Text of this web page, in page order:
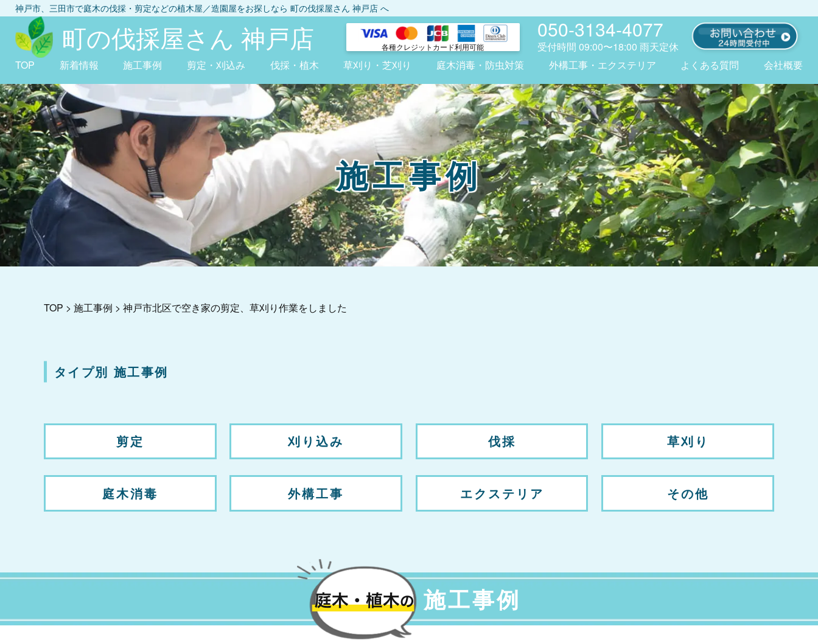
神戸市、三田市で庭木の伐採・剪定などの植木屋／造園屋をお探しなら 町の伐採屋さん 神戸店 へ
町の伐採屋さん 神戸店 各種クレジット カード利用可能
050-3134-4077
受付時間09:00〜18:00 雨天定休
TOP
新着情報 施工事例 剪定・刈込み 伐採・植木 草刈り・芝刈り 庭木消毒・防虫対策 外構工事・エクステリア よくある質問 会社概要
施工事例
TOP > 施工事例 > 神戸市北区で空き家の剪定、草刈り作業をしました
タイプ別 施工事例
剪定 刈り込み 伐採 草刈り
庭木消毒 外構工事 エクステリア その他
施工事例